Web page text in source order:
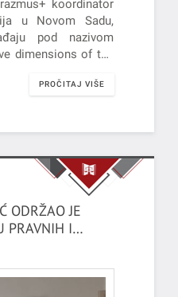
koordinator
u Novom Sadu,
pod nazivom
dimensions of the
godine.
PROČITAJ VIŠE
ODRŽAO JE
PRAVNIH I
U